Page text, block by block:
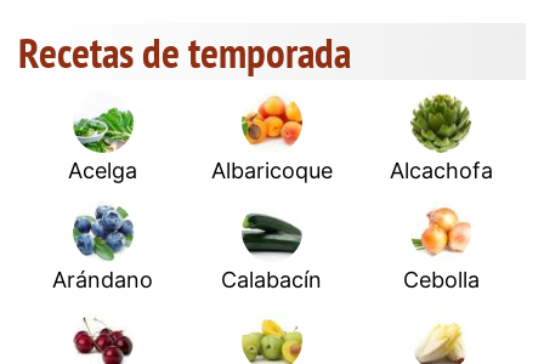
Recetas de temporada
Acelga Albaricoque Alcachofa
Arándano Calabacín Cebolla